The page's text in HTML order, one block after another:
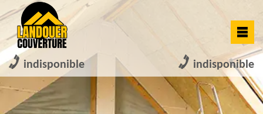
indisponible indisponible